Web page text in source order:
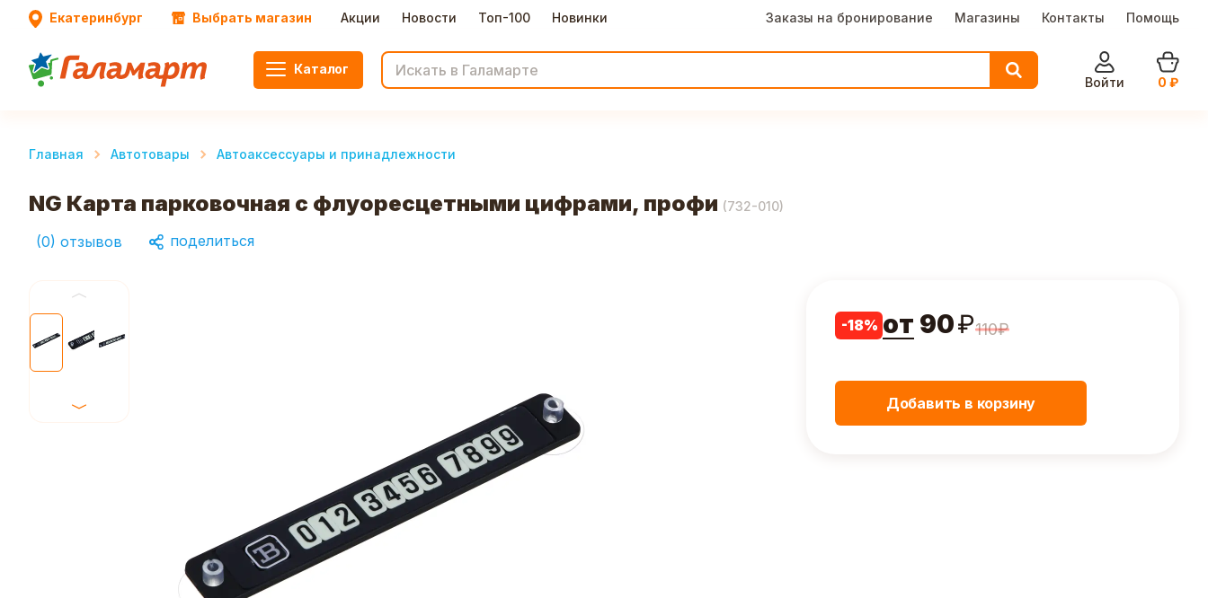
Екатеринбург Выбрать магазин Акции Новости Топ-100 Новинки Заказы на бронирование Магазины Контакты Помощь
Каталог
Войти
0 ₽
Главная Автотовары Автоаксессуары и принадлежности
NG Карта парковочная с флуоресцетными цифрами, профи (732-010)
(0) отзывов поделиться
-18% от 90₽110₽
Добавить в корзину